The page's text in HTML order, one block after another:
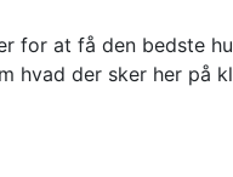
for at få den bedste
hvad der sker her på